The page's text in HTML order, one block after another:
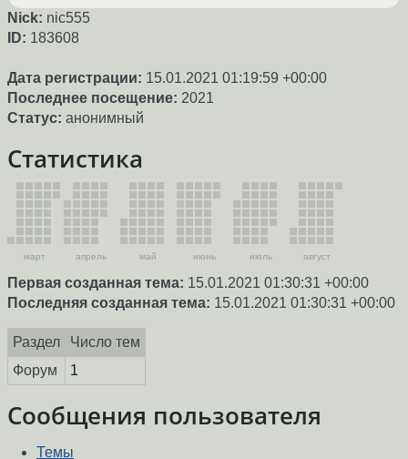
Nick: nic555
ID: 183608
Дата регистрации: 15.01.2021 01:19:59 +00:00
Последнее посещение: 2021
Статус: анонимный
Статистика
март апрель май июнь июль август
Первая созданная тема: 15.01.2021 01:30:31 +00:00
Последняя созданная тема: 15.01.2021 01:30:31 +00:00
Раздел
Число тем
Форум
1
Сообщения пользователя
Темы